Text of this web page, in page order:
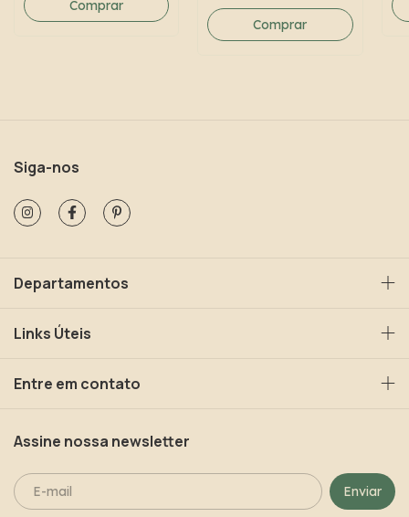
Siga-nos
Departamentos
Links Úteis
Entre em contato
Assine nossa newsletter